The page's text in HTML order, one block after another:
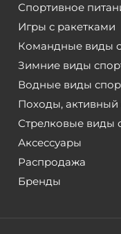
Спортивное
Игры с ракетками
Командные виды
Зимние виды
Водные виды
Походы, активный
Стрелковые виды
Аксессуары
Распродажа
Бренды